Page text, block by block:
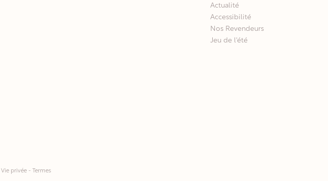
Actualité
Accessibilité
Nos Revendeurs
Jeu de l'été
Vie privée - Termes